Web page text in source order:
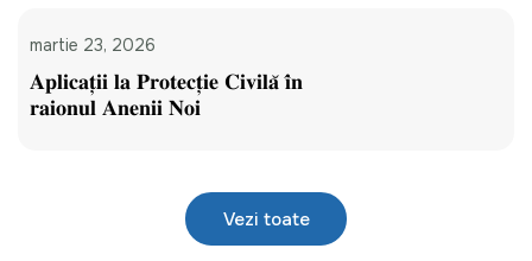
martie 23, 2026
𝐀𝐩𝐥𝐢𝐜𝐚𝐭̦𝐢𝐢 𝐥𝐚 𝐏𝐫𝐨𝐭𝐞𝐜𝐭̦𝐢𝐞 𝐂𝐢𝐯𝐢𝐥𝐚̆ 𝐢̂𝐧
𝐫𝐚𝐢𝐨𝐧𝐮𝐥 𝐀𝐧𝐞𝐧𝐢𝐢 𝐍𝐨𝐢
Vezi toate